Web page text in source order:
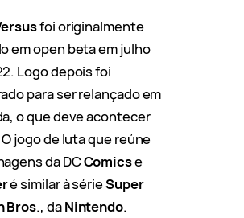
foi originalmente
em open beta em julho
Logo depois foi
para ser relançado em
o que deve acontecer
jogo de luta que reúne
da DCComicse
é similar à sérieSuper
Bros., daNintendo.